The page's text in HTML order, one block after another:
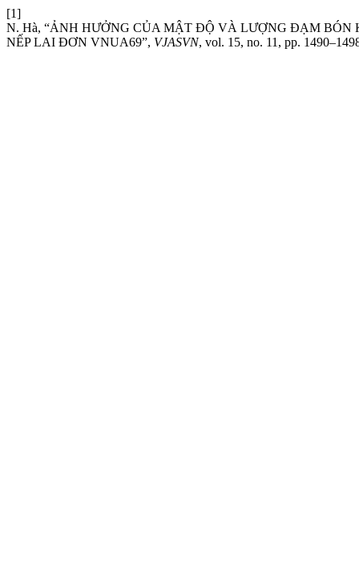
[1]
N. Hà, “ẢNH HƯỞNG CỦA MẬT ĐỘ VÀ LƯỢNG ĐẠM
NẾP LAI ĐƠN VNUA69”, VJASVN, vol. 15, no. 11, pp.